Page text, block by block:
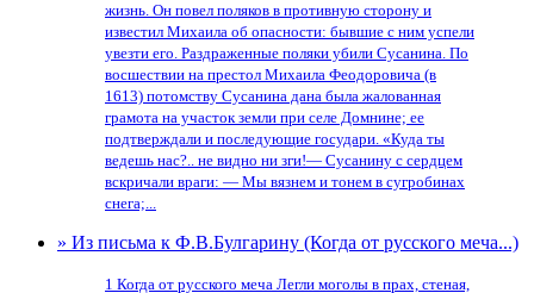
жизнь. Он повел поляков в противную сторону и
известил Михаила об опасности: бывшие с ним успели
увезти его. Раздраженные поляки убили Сусанина. По
восшествии на престол Михаила Феодоровича (в
1613) потомству Сусанина дана была жалованная
грамота на участок земли при селе Домнине; ее
подтверждали и последующие государи. «Куда ты
ведешь нас?.. не видно ни зги!— Сусанину с сердцем
вскричали враги: — Мы вязнем и тонем в сугробинах
снега;...
» Из письма к Ф.В.Булгарину (Когда от русского меча...)
1 Когда от русского меча Легли моголы в прах, стеная,